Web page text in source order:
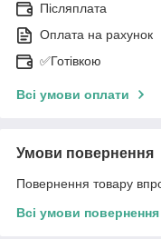
Післяплата
Оплата на рахунок
✅Готівкою
Всі умови оплати
Умови повернення
Повернення товару
Всі умови повернення